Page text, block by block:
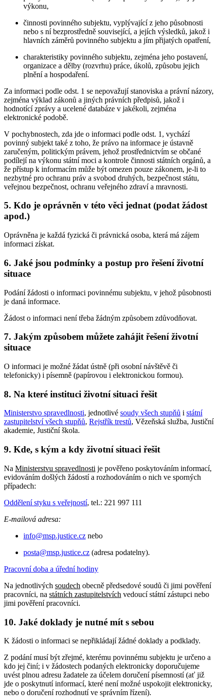
výkonu,
činnosti povinného subjektu, vyplývající z jeho působnosti
nebo s ní bezprostředně související, a jejích výsledků, jakož i
hlavních záměrů povinného subjektu a jím přijatých opatření,
charakteristiky povinného subjektu, zejména jeho postavení,
organizace a dělby (rozvrhu) práce, úkolů, způsobu jejich
plnění a hospodaření.
Za informaci podle odst. 1 se nepovažují stanoviska a právní názory,
zejména výklad zákonů a jiných právních předpisů, jakož i
hodnotící zprávy a ucelené databáze v jakékoli, zejména
elektronické podobě.
V pochybnostech, zda jde o informaci podle odst. 1, vychází
povinný subjekt také z toho, že právo na informace je ústavně
zaručeným, politickým právem, jehož prostřednictvím se občané
podílejí na výkonu státní moci a kontrole činnosti státních orgánů, a
že přístup k informacím může být omezen pouze zákonem, je-li to
nezbytné pro ochranu práv a svobod druhých, bezpečnost státu,
veřejnou bezpečnost, ochranu veřejného zdraví a mravnosti.
5. Kdo je oprávněn v této věci jednat (podat žádost
apod.)
Oprávněna je každá fyzická či právnická osoba, která má zájem
informaci získat.
6. Jaké jsou podmínky a postup pro řešení životní
situace
Podání žádosti o informaci povinnému subjektu, v jehož působnosti
je daná informace.
Žádost o informaci není třeba žádným způsobem zdůvodňovat.
7. Jakým způsobem můžete zahájit řešení životní
situace
O informaci je možné žádat ústně (při osobní návštěvě či
telefonicky) i písemně (papírovou i elektronickou formou).
8. Na které instituci životní situaci řešit
Ministerstvo spravedlnosti, jednotlivé soudy všech stupňů i státní
zastupitelství všech stupňů, Rejstřík trestů, Vězeňská služba, Justiční
akademie, Justiční škola.
9. Kde, s kým a kdy životní situaci řešit
Na Ministerstvu spravedlnosti je pověřeno poskytováním informací,
evidováním došlých žádostí a rozhodováním o nich ve sporných
případech:
Oddělení styku s veřejností, tel.: 221 997 111
E-mailová adresa:
info@msp.justice.cz nebo
posta@msp.justice.cz (adresa podatelny).
Pracovní doba a úřední hodiny
Na jednotlivých soudech obecně předsedové soudů či jimi pověření
pracovníci, na státních zastupitelstvích vedoucí státní zástupci nebo
jimi pověření pracovníci.
10. Jaké doklady je nutné mít s sebou
K žádosti o informaci se nepřikládají žádné doklady a podklady.
Z podání musí být zřejmé, kterému povinnému subjektu je určeno a
kdo jej činí; i v žádostech podaných elektronicky doporučujeme
uvést plnou adresu žadatele za účelem doručení písemností (ať již
jde o poskytnutí informací, které není možné uspokojit elektronicky,
nebo o doručení rozhodnutí ve správním řízení).